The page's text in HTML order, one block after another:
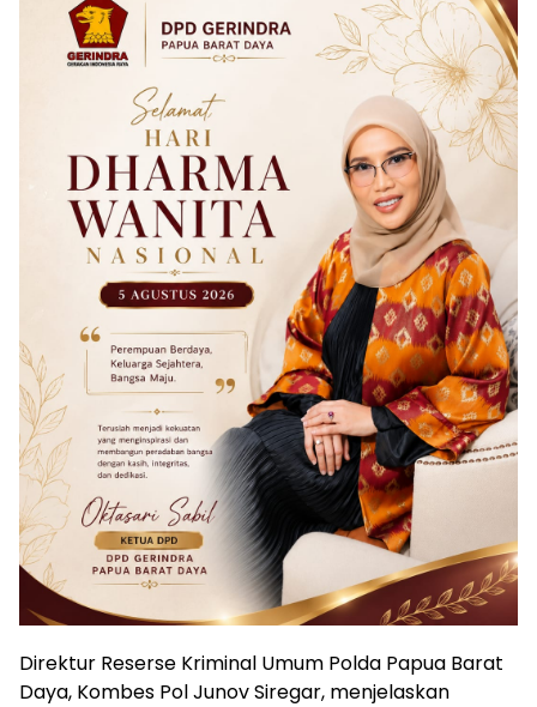
Direktur Reserse Kriminal Umum Polda Papua Barat
Daya, Kombes Pol Junov Siregar, menjelaskan